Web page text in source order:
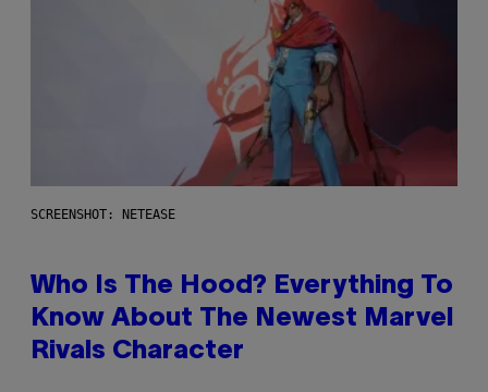
SCREENSHOT: NETEASE
Who Is The Hood? Everything To
Know About The Newest Marvel
Rivals Character